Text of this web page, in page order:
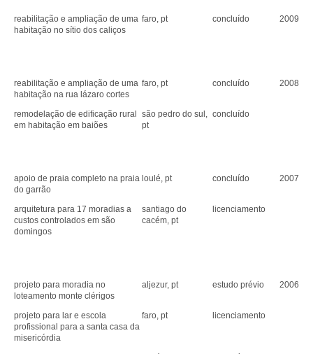
reabilitação e ampliação de uma
habitação no sítio dos caliços
faro, pt concluído 2009
reabilitação e ampliação de uma
habitação na rua lázaro cortes
faro, pt concluído 2008
remodelação de edificação rural
em habitação em baiões
são pedro do sul,
pt
concluído
apoio de praia completo na praia
do garrão
loulé, pt concluído 2007
arquitetura para 17 moradias a
custos controlados em são
domingos
santiago do
cacém, pt
licenciamento
projeto para moradia no
loteamento monte clérigos
aljezur, pt estudo prévio 2006
projeto para lar e escola
profissional para a santa casa da
misericórdia
faro, pt licenciamento